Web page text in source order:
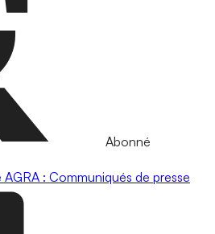
Abonné
AGRA : Communiqués de presse